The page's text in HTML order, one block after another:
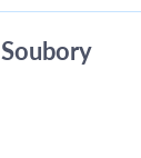
Soubory